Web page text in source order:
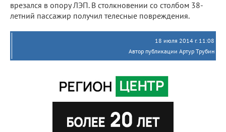
врезался в опору ЛЭП. В столкновении со столбом 38-
летний пассажир получил телесные повреждения.
18 июля 2014 г. 11:08
Автор публикации Артур Трубин